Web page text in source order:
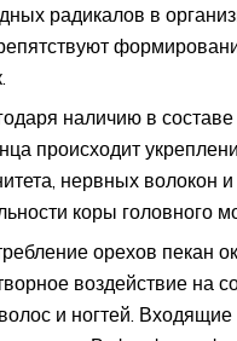
радикалов в
наличию в
происходит
нервных волокон и
коры головного
орехов пекан
воздействие на
и ногтей. Входящие